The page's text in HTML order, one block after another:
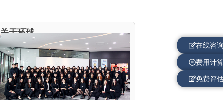
关于环球
在线咨询
费用计算
免费评估